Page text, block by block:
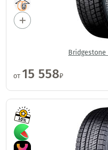
Bridgestone
от15 558₽